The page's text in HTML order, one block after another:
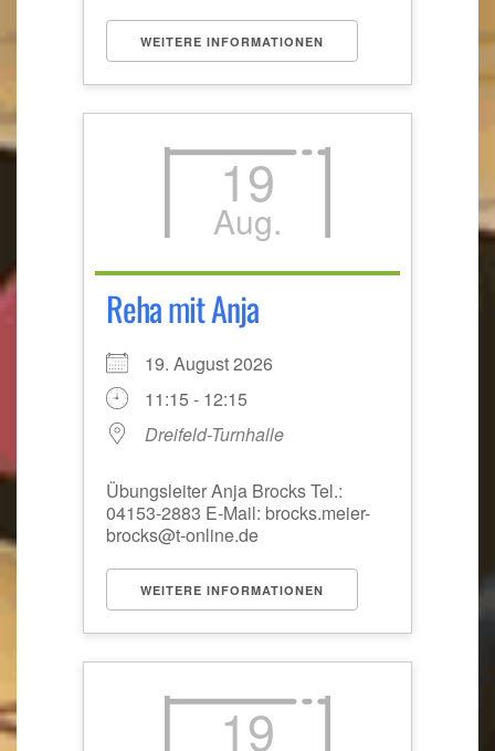
WEITERE INFORMATIONEN
19
Aug.
Reha mit Anja
19. August 2026
11:15 - 12:15
Dreifeld-Turnhalle
Übungsleiter Anja Brocks Tel.:
04153-2883 E-Mail: brocks.meier-
brocks@t-online.de
WEITERE INFORMATIONEN
19